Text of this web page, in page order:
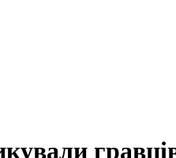
гравців